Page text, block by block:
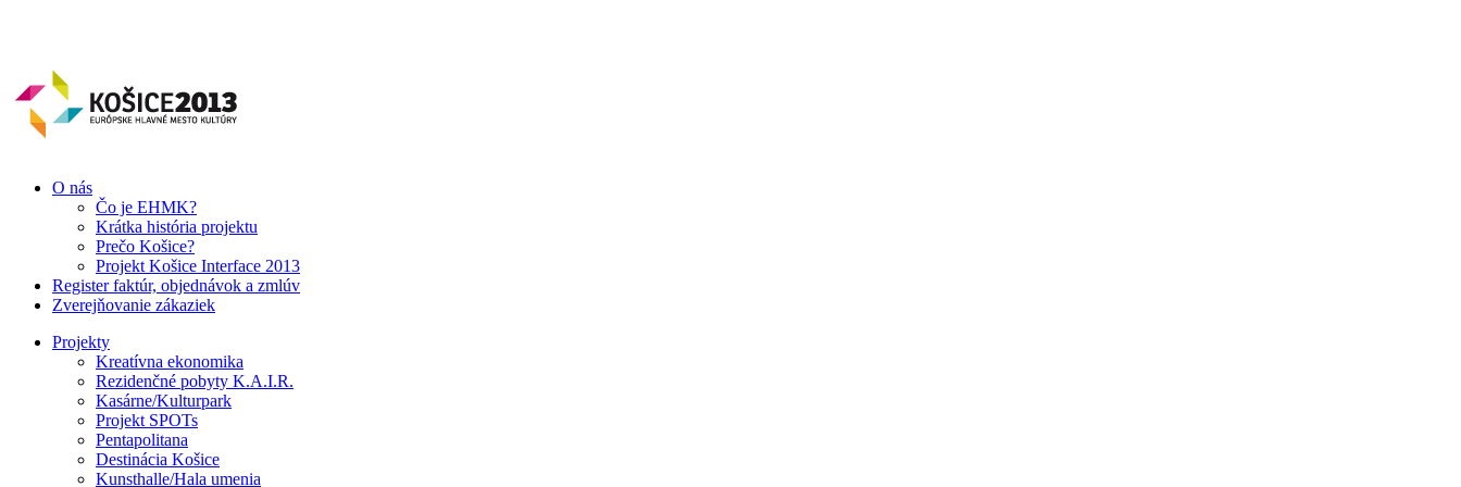
O nás
Čo je EHMK?
Krátka história projektu
Prečo Košice?
Projekt Košice Interface 2013
Register faktúr, objednávok a zmlúv
Zverejňovanie zákaziek
Projekty
Kreatívna ekonomika
Rezidenčné pobyty K.A.I.R.
Kasárne/Kulturpark
Projekt SPOTs
Pentapolitana
Destinácia Košice
Kunsthalle/Hala umenia